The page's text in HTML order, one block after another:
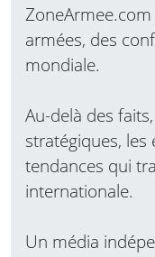
ZoneArmee.com
armées, des
mondiale.
Au-delà des
stratégiques, les
tendances qui
internationale.
Un média